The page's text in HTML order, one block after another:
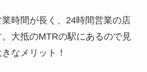
時間が長く、24時間営業の店
大抵のMTRの駅にあるので見
なメリット！